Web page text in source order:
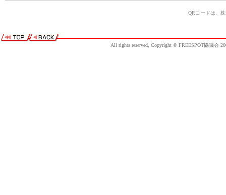
QRコードは、
All rights reserved, Copyright © FREESPOT協議会